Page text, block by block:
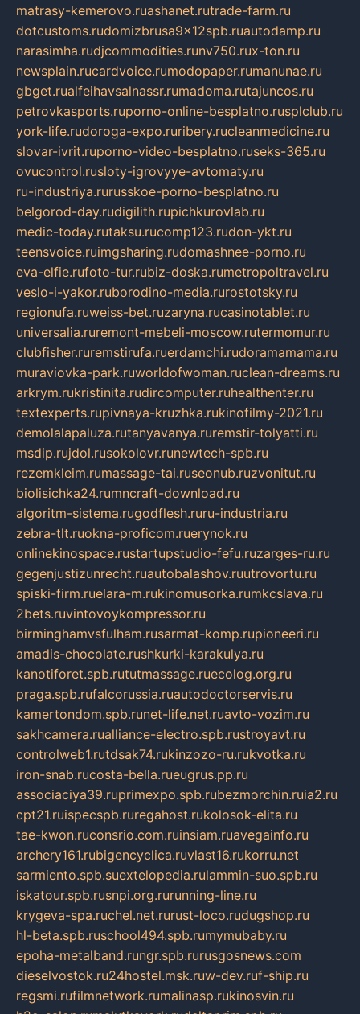
matrasy-kemerovo.ruashanet.rutrade-farm.ru
dotcustoms.rudomizbrusa9x12spb.ruautodamp.ru
narasimha.rudjcommodities.runv750.rux-ton.ru
newsplain.rucardvoice.rumodopaper.rumanunae.ru
gbget.rualfeihavsalnassr.rumadoma.rutajuncos.ru
petrovkasports.ruporno-online-besplatno.rusplclub.ru
york-life.rudoroga-expo.ruribery.rucleanmedicine.ru
slovar-ivrit.ruporno-video-besplatno.ruseks-365.ru
ovucontrol.rusloty-igrovyye-avtomaty.ru
ru-industriya.rurusskoe-porno-besplatno.ru
belgorod-day.rudigilith.rupichkurovlab.ru
medic-today.rutaksu.rucomp123.rudon-ykt.ru
teensvoice.ruimgsharing.rudomashnee-porno.ru
eva-elfie.rufoto-tur.rubiz-doska.rumetropoltravel.ru
veslo-i-yakor.ruborodino-media.rurostotsky.ru
regionufa.ruweiss-bet.ruzaryna.rucasinotablet.ru
universalia.ruremont-mebeli-moscow.rutermomur.ru
clubfisher.ruremstirufa.ruerdamchi.rudoramamama.ru
muraviovka-park.ruworldofwoman.ruclean-dreams.ru
arkrym.rukristinita.rudircomputer.ruhealthenter.ru
textexperts.rupivnaya-kruzhka.rukinofilmy-2021.ru
demolalapaluza.rutanyavanya.ruremstir-tolyatti.ru
msdip.rujdol.rusokolovr.runewtech-spb.ru
rezemkleim.rumassage-tai.ruseonub.ruzvonitut.ru
biolisichka24.rumncraft-download.ru
algoritm-sistema.rugodflesh.ruru-industria.ru
zebra-tlt.ruokna-proficom.ruerynok.ru
onlinekinospace.rustartupstudio-fefu.ruzarges-ru.ru
gegenjustizunrecht.ruautobalashov.ruutrovortu.ru
spiski-firm.ruelara-m.rukinomusorka.rumkcslava.ru
2bets.ruvintovoykompressor.ru
birminghamvsfulham.rusarmat-komp.rupioneeri.ru
amadis-chocolate.rushkurki-karakulya.ru
kanotiforet.spb.rututmassage.ruecolog.org.ru
praga.spb.rufalcorussia.ruautodoctorservis.ru
kamertondom.spb.runet-life.net.ruavto-vozim.ru
sakhcamera.rualliance-electro.spb.rustroyavt.ru
controlweb1.rutdsak74.rukinzozo-ru.rukvotka.ru
iron-snab.rucosta-bella.rueugrus.pp.ru
associaciya39.ruprimexpo.spb.rubezmorchin.ruia2.ru
cpt21.ruispecspb.ruregahost.rukolosok-elita.ru
tae-kwon.ruconsrio.com.ruinsiam.ruavegainfo.ru
archery161.rubigencyclica.ruvlast16.rukorru.net
sarmiento.spb.suextelopedia.rulammin-suo.spb.ru
iskatour.spb.rusnpi.org.rurunning-line.ru
krygeva-spa.ruchel.net.rurust-loco.rudugshop.ru
hl-beta.spb.ruschool494.spb.rumymubaby.ru
epoha-metalband.rungr.spb.rurusgosnews.com
dieselvostok.ru24hostel.msk.ruw-dev.ruf-ship.ru
regsmi.rufilmnetwork.rumalinasp.rukinosvin.ru